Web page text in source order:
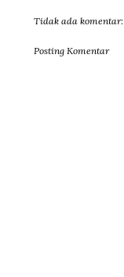
Tidak ada komentar:
Posting Komentar